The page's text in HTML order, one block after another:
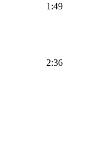
1:49
2:36